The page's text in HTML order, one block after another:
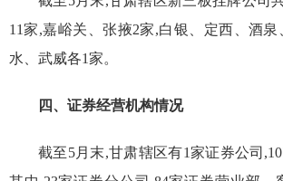
11家,嘉峪关、张掖2家,白银、定西、酒
水、武威各1家。
四、证券经营机构情况
截至5月末,甘肃辖区有1家证券公司,